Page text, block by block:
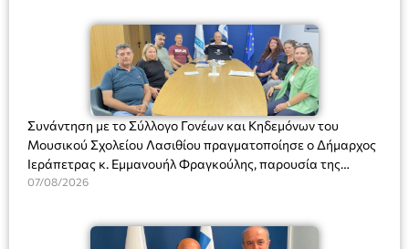
Συνάντηση με το Σύλλογο Γονέων και Κηδεμόνων του
Μουσικού Σχολείου Λασιθίου πραγματοποίησε ο Δήμαρχος
Ιεράπετρας κ. Εμμανουήλ Φραγκούλης, παρουσία της
Διευθύντριας του σχολείου κας Μαριάννας Χαΐτα.
07/08/2026